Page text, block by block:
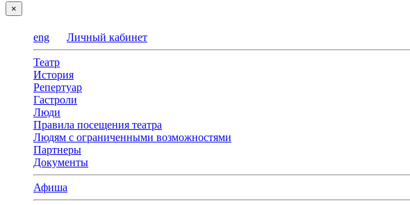
×
eng Личный кабинет
Театр
История
Репертуар
Гастроли
Люди
Правила посещения театра
Людям с ограниченными возможностями
Партнеры
Документы
Афиша